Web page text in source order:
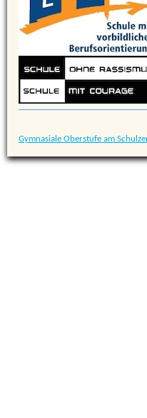
Gymnasiale Oberstufe am